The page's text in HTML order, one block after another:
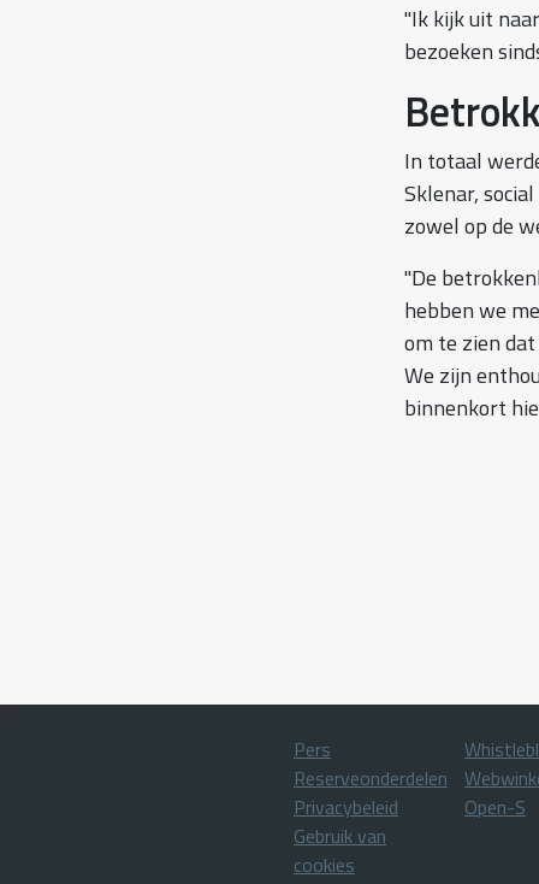
"Ik kijk uit
bezoeken
In totaal
Sklenar,
zowel op de
"De
hebben we
om te zien
We zijn
binnenkort
Pers
Reserveonderdelen
Privacybeleid
Gebruik van
cookies
Open-S